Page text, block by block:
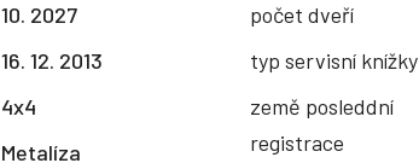
10. 2027
16. 12. 2013
4x4
Metalíza
počet dveří
typ servisní knížky
země posleddní
registrace